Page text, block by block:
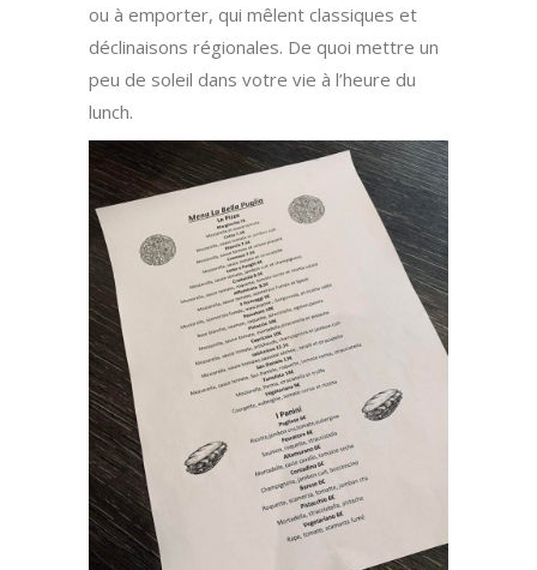
ou à emporter, qui mêlent classiques et
déclinaisons régionales. De quoi mettre un
peu de soleil dans votre vie à l’heure du
lunch.